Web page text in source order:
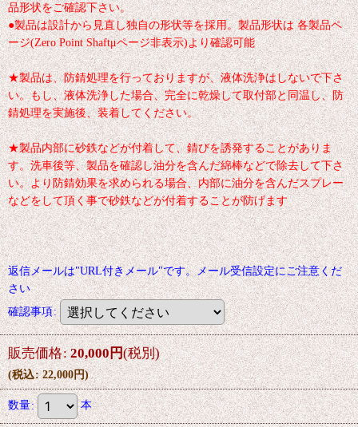
品形状をご確認下さい。
●製品は設計から見直し独自の形状等を採用。製品形状は 各製品ペ
ージ(Zero Point Shaftμページ非表示)より確認可能
★製品は、防錆処理を行っておりますが、液体洗浄はしないで下さ
い。もし、液体洗浄した場合、完全に乾燥して取付部と同温し、防
錆処理を実施後、装着してください。
★製品内部に砂鉄などが付着して、錆びを誘発することがありま
す。洗車後等、製品を確認し油分を含んだ綿棒などで除去して下さ
い。より防錆効果を求められる場合、内部に油分を含んだスプレー
などをして頂く事で砂鉄などが付着することが防げます
返信メールは"URL付きメール"です。メール受信設定にご注意くだ
さい
確認事項:
販売価格: 20,000円(税別)
(税込: 22,000円)
数量: 本